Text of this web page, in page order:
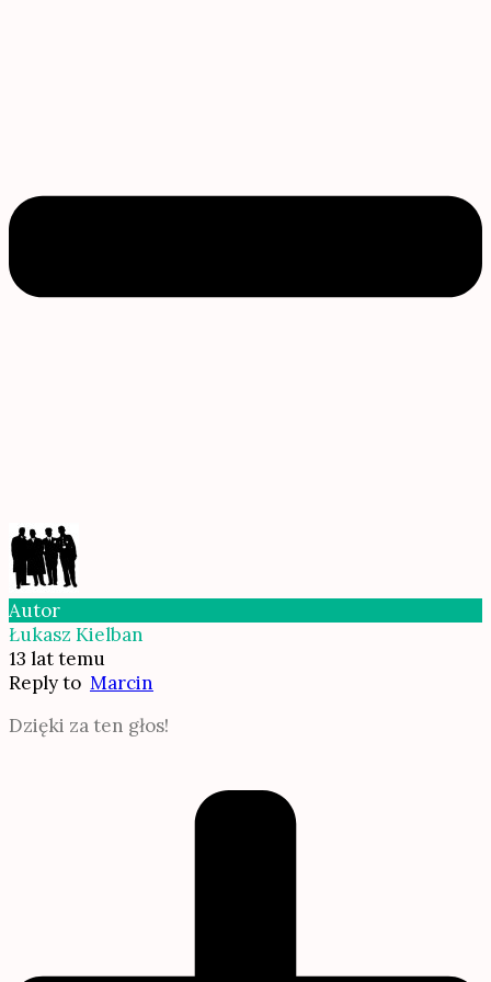
Autor
Łukasz Kielban
13 lat temu
Reply to Marcin
Dzięki za ten głos!